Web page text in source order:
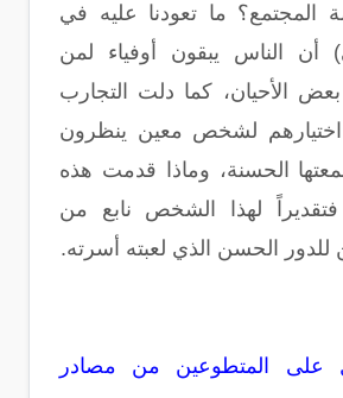
المجتمع؟ ما تعودنا عليه في
أن الناس يبقون أوفياء لمن
الأحيان، كما دلت التجارب
اختيارهم لشخص معين ينظرون
الحسنة، وماذا قدمت هذه
فتقديراً لهذا الشخص نابع من
للدور الحسن الذي لعبته أسرته.
على المتطوعين من مصادر